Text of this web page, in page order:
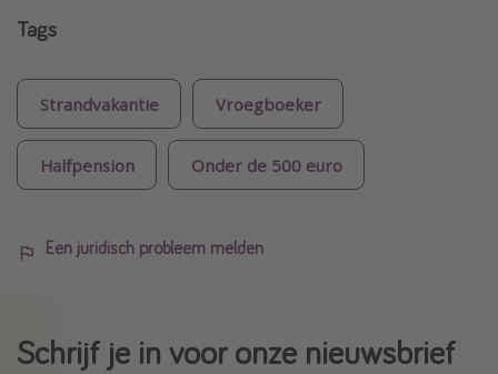
Tags
Strandvakantie Vroegboeker
Halfpension Onder de 500 euro
Een juridisch probleem melden
Schrijf je in voor onze nieuwsbrief